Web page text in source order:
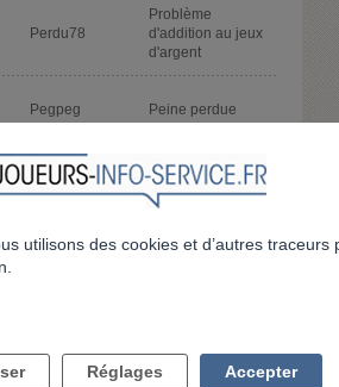
Perdu78
Problème
d'addition au jeux
d'argent
Pegpeg Peine perdue
Peckorus
Je rechute chaque
fois face aux
machines à sous
Pascal4251
Les tournois sur
Tiktok
utilisons des cookies et d’autres traceurs
Réglages Accepter